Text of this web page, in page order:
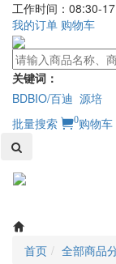
工作时间：08:30-
我的订单 购物车
关键词：
BDBIO/百迪 源培
批量搜索
0购物车
首页 全部商品